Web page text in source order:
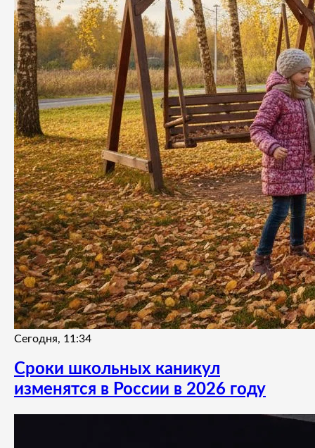
Сегодня, 11:34
Сроки школьных каникул
изменятся в России в 2026 году